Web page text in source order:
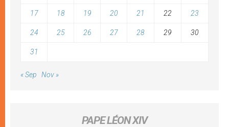
17 18 19 20 21 22 23
24 25 26 27 28 29 30
31
« Sep Nov »
PAPE LÉON XIV